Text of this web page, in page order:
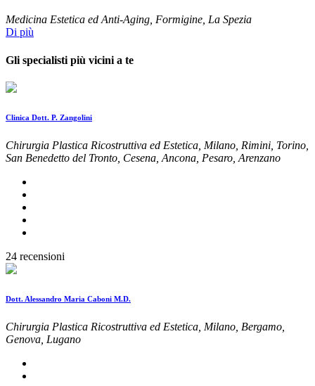
Medicina Estetica ed Anti-Aging, Formigine, La Spezia
Di più
Gli specialisti più vicini a te
Clinica Dott. P. Zangolini
Chirurgia Plastica Ricostruttiva ed Estetica, Milano, Rimini, Torino,
San Benedetto del Tronto, Cesena, Ancona, Pesaro, Arenzano
24 recensioni
Dott. Alessandro Maria Caboni M.D.
Chirurgia Plastica Ricostruttiva ed Estetica, Milano, Bergamo,
Genova, Lugano